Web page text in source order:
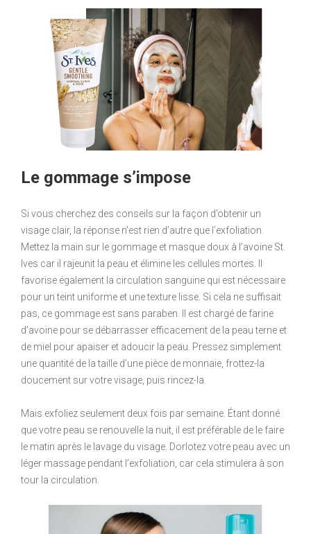
Le gommage s’impose
Si vous cherchez des conseils sur la façon d’obtenir un
visage clair, la réponse n’est rien d’autre que l’exfoliation.
Mettez la main sur le gommage et masque doux à l’avoine St.
Ives car il rajeunit la peau et élimine les cellules mortes. Il
favorise également la circulation sanguine qui est nécessaire
pour un teint uniforme et une texture lisse. Si cela ne suffisait
pas, ce gommage est sans paraben. Il est chargé de farine
d’avoine pour se débarrasser efficacement de la peau terne et
de miel pour apaiser et adoucir la peau. Pressez simplement
une quantité de la taille d’une pièce de monnaie, frottez-la
doucement sur votre visage, puis rincez-la.
Mais exfoliez seulement deux fois par semaine. Étant donné
que votre peau se renouvelle la nuit, il est préférable de le faire
le matin après le lavage du visage. Dorlotez votre peau avec un
léger massage pendant l’exfoliation, car cela stimulera à son
tour la circulation.